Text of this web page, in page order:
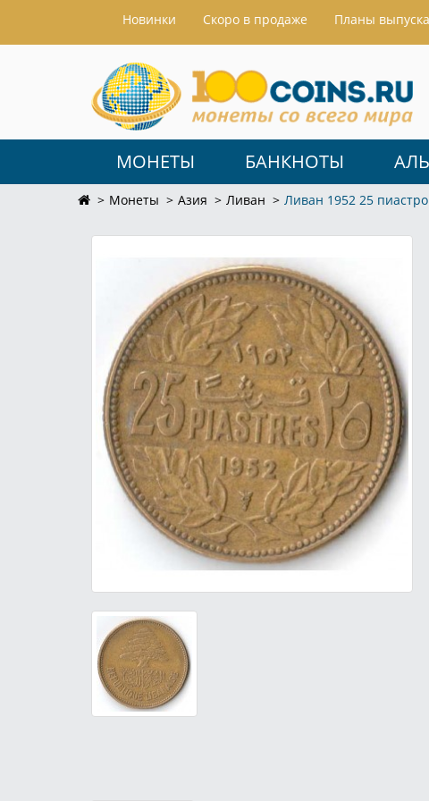
Hовинки Скоро в продаже Планы выпуска
МОНЕТЫ БАНКНОТЫ
Монеты Азия Ливан Ливан 1952 25